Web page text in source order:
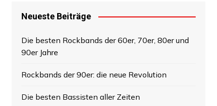
Neueste Beiträge
Die besten Rockbands der 60er, 70er, 80er und
90er Jahre
Rockbands der 90er: die neue Revolution
Die besten Bassisten aller Zeiten